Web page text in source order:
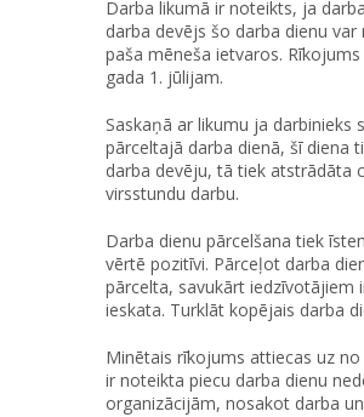
Darba likumā ir noteikts, ja
darba devējs šo darba dienu
paša mēneša ietvaros.
gada 1. jūlijam.
Saskaņā ar likumu ja darbinieks
pārceltajā darba dienā, šī diena
darba devēju, tā tiek atstrādāta
virsstundu darbu.
Darba dienu pārcelšana tiek
vērtē pozitīvi. Pārceļot darba
pārcelta, savukārt iedzīvotājiem
ieskata. Turklāt kopējais darba
Minētais rīkojums attiecas uz
ir noteikta piecu darba dienu
organizācijām, nosakot darba